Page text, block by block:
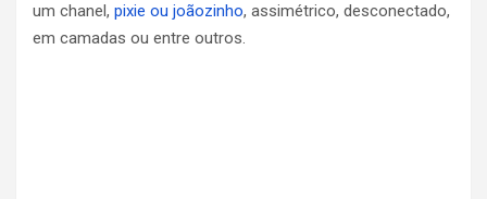
um chanel, pixie ou joãozinho, assimétrico, desconectado,
em camadas ou entre outros.